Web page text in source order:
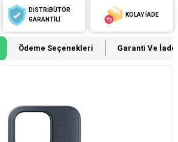
DİSTRİBÜTÖR
GARANTİLİ
KOLAY İADE
Ödeme Seçenekleri Garanti Ve İade